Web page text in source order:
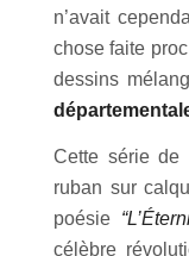
n’avait
chose faite
dessins
Cette série de
ruban sur
poésie
célèbre